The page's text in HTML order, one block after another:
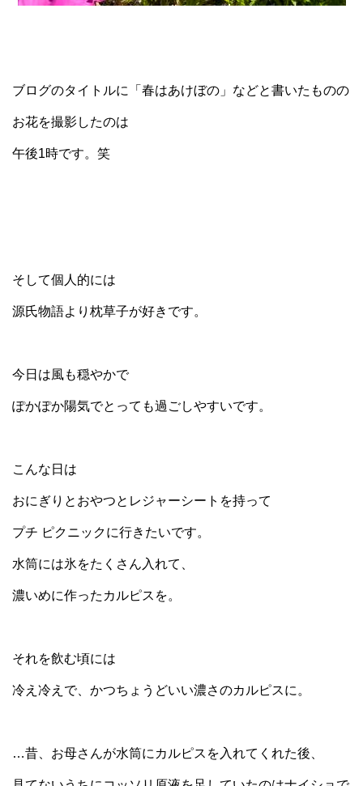
ブログのタイトルに「春はあけぼの」などと書いたものの
お花を撮影したのは
午後1時です。笑
そして個人的には
源氏物語より枕草子が好きです。
今日は風も穏やかで
ぽかぽか陽気でとっても過ごしやすいです。
こんな日は
おにぎりとおやつとレジャーシートを持って
プチ ピクニックに行きたいです。
水筒には氷をたくさん入れて、
濃いめに作ったカルピスを。
それを飲む頃には
冷え冷えで、かつちょうどいい濃さのカルピスに。
…昔、お母さんが水筒にカルピスを入れてくれた後、